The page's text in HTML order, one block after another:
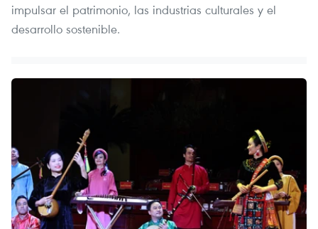
impulsar el patrimonio, las industrias culturales y el
desarrollo sostenible.